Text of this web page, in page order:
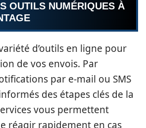
OUTILS NUMÉRIQUES À
d’outils en ligne pour
de vos envois. Par
par e-mail ou SMS
des étapes clés de la
vous permettent
réagir rapidement en cas